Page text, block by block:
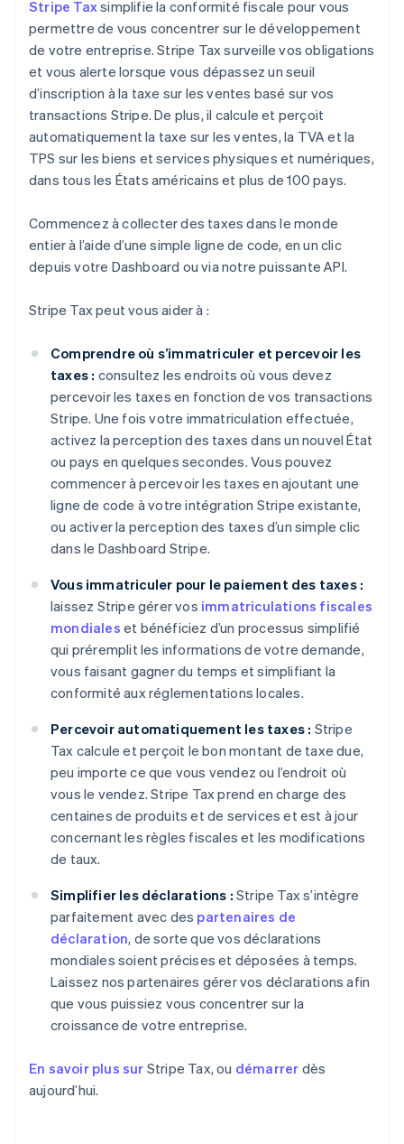
Stripe Taxsimplifie la conformité fiscale pour vous
permettre de vous concentrer sur le développement
de votre entreprise. Stripe Tax surveille vos obligations
et vous alerte lorsque vous dépassez un seuil
d’inscription à la taxe sur les ventes basé sur vos
transactions Stripe. De plus, il calcule et perçoit
automatiquement la taxe sur les ventes, la TVA et la
TPS sur les biens et services physiques et numériques,
dans tous les États américains et plus de 100 pays.
Commencez à collecter des taxes dans le monde
entier à l’aide d’une simple ligne de code, en un clic
depuis votre Dashboard ou via notre puissante API.
Stripe Tax peut vous aider à :
Comprendre où s’immatriculer et percevoir les
taxes : consultez les endroits où vous devez
percevoir les taxes en fonction de vos transactions
Stripe. Une fois votre immatriculation effectuée,
activez la perception des taxes dans un nouvel État
ou pays en quelques secondes. Vous pouvez
commencer à percevoir les taxes en ajoutant une
ligne de code à votre intégration Stripe existante,
ou activer la perception des taxes d’un simple clic
dans le Dashboard Stripe.
Vous immatriculer pour le paiement des taxes :
laissez Stripe gérer vos immatriculations fiscales
mondiales et bénéficiez d’un processus simplifié
qui préremplit les informations de votre demande,
vous faisant gagner du temps et simplifiant la
conformité aux réglementations locales.
Percevoir automatiquement les taxes : Stripe
Tax calcule et perçoit le bon montant de taxe due,
peu importe ce que vous vendez ou l’endroit où
vous le vendez. Stripe Tax prend en charge des
centaines de produits et de services et est à jour
concernant les règles fiscales et les modifications
de taux.
Simplifier les déclarations : Stripe Tax s’intègre
parfaitement avec des partenaires de
déclaration, de sorte que vos déclarations
mondiales soient précises et déposées à temps.
Laissez nos partenaires gérer vos déclarations afin
que vous puissiez vous concentrer sur la
croissance de votre entreprise.
En savoir plus sur Stripe Tax, ou démarrer dès
aujourd’hui.